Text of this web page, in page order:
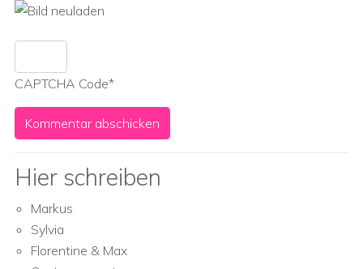
CAPTCHA Code*
Hier schreiben
Markus
Sylvia
Florentine & Max